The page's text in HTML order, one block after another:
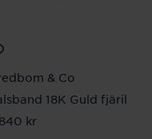
& Co
18K Guld fjäril
:4 840 kr
kr